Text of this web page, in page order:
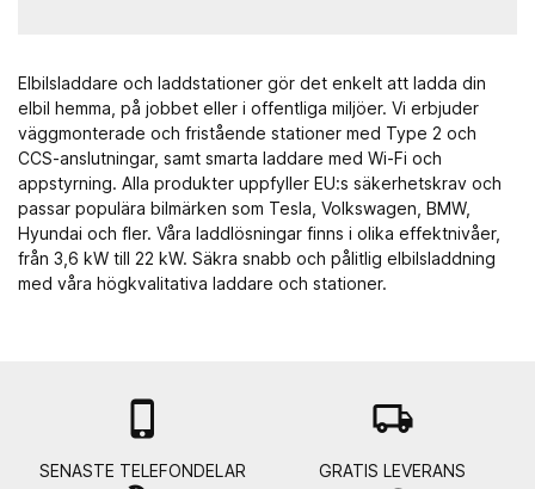
Elbilsladdare och laddstationer gör det enkelt att ladda din
elbil hemma, på jobbet eller i offentliga miljöer. Vi erbjuder
väggmonterade och fristående stationer med Type 2 och
CCS-anslutningar, samt smarta laddare med Wi-Fi och
appstyrning. Alla produkter uppfyller EU:s säkerhetskrav och
passar populära bilmärken som Tesla, Volkswagen, BMW,
Hyundai och fler. Våra laddlösningar finns i olika effektnivåer,
från 3,6 kW till 22 kW. Säkra snabb och pålitlig elbilsladdning
med våra högkvalitativa laddare och stationer.

SENASTE TELEFONDELAR
local_shipping
GRATIS LEVERANS